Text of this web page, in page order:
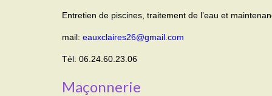
Entretien de piscines, traitement de l’eau et
mail: eauxclaires26@gmail.com
Tél: 06.24.60.23.06
Maçonnerie